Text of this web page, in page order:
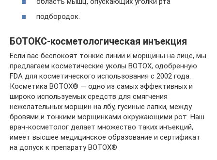
подбородок.
БОТОКС-косметологическая инъекция
Если вас беспокоят тонкие линии и морщины на лице, мы
предлагаем косметические уколы BOTOX, одобренную
FDA для косметического использования с 2002 года.
Косметика BOTOX® — одно из самых эффективных и
широко используемых средств для смягчения
нежелательных морщин на лбу, гусиные лапки, между
бровями и тонкими морщинками окружающими рот. Наш
врач-косметолог делает множество таких инъекций,
имеет высшее медицинское образование и сертификат
на допуск к препарату BOTOX®